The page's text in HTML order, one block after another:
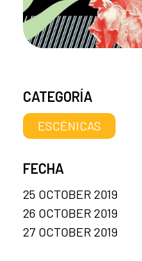
CATEGORÍA
ESCÉNICAS
FECHA
25 OCTOBER 2019
26 OCTOBER 2019
27 OCTOBER 2019